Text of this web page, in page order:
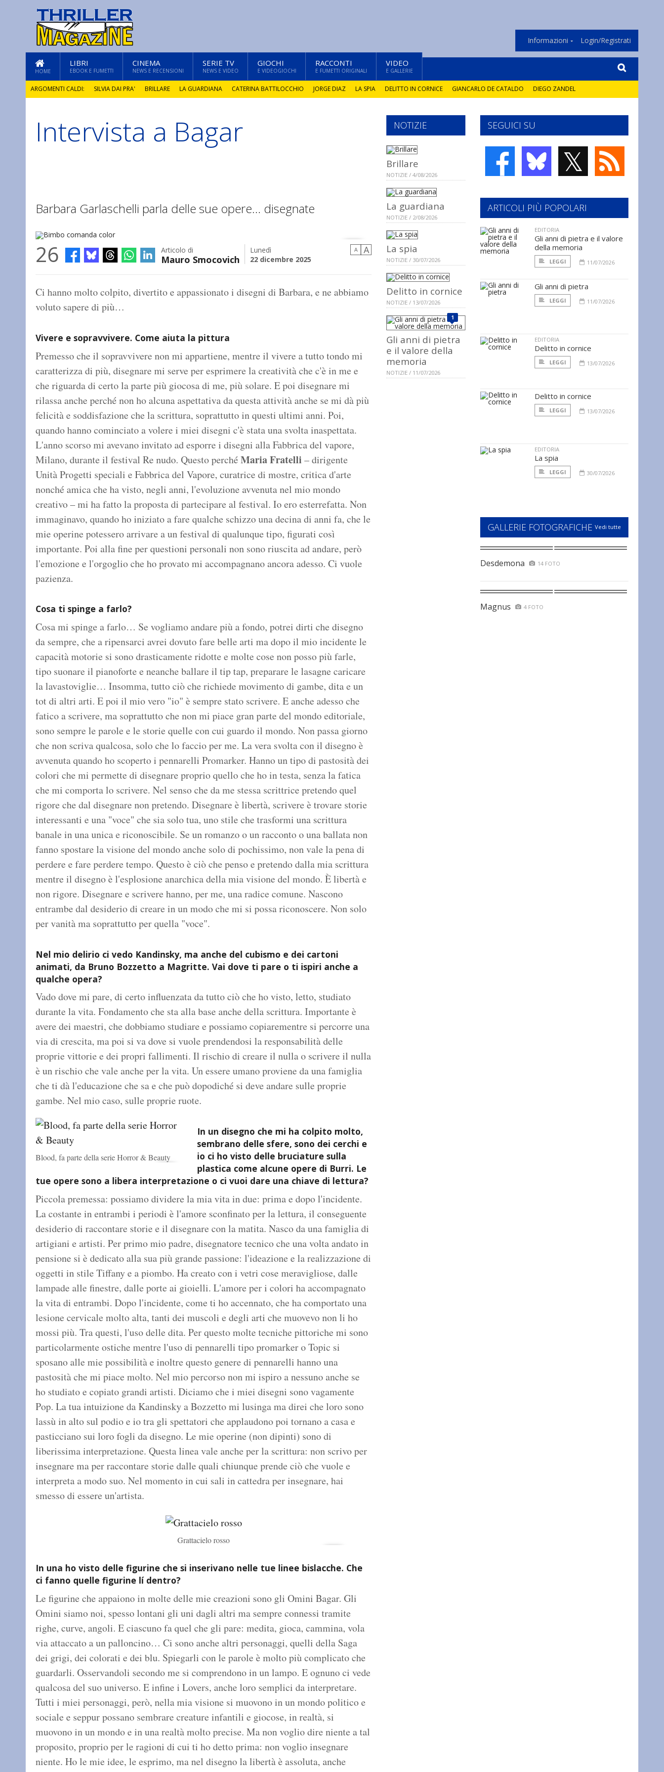
Informazioni Login/Registrati
HOME
LIBRI
EBOOK E FUMETTI
CINEMA
NEWS E RECENSIONI
SERIE TV
NEWS E VIDEO
GIOCHI
E VIDEOGIOCHI
RACCONTI
E FUMETTI ORIGINALI
VIDEO
E GALLERIE
ARGOMENTI CALDI: SILVIA DAI PRA' BRILLARE LA GUARDIANA CATERINA BATTILOCCHIO JORGE DIAZ LA SPIA DELITTO IN CORNICE GIANCARLO DE CATALDO DIEGO ZANDEL
Intervista a Bagar
Barbara Garlaschelli parla delle sue opere… disegnate
26 Articolo di
Mauro Smocovich
Lunedì
22 dicembre 2025
A A
Ci hanno molto colpito, divertito e appassionato i disegni di Barbara, e ne abbiamo
voluto sapere di più…
Vivere e sopravvivere. Come aiuta la pittura
Premesso che il sopravvivere non mi appartiene, mentre il vivere a tutto tondo mi
caratterizza di più, disegnare mi serve per esprimere la creatività che c'è in me e
che riguarda di certo la parte più giocosa di me, più solare. E poi disegnare mi
rilassa anche perché non ho alcuna aspettativa da questa attività anche se mi dà più
felicità e soddisfazione che la scrittura, soprattutto in questi ultimi anni. Poi,
quando hanno cominciato a volere i miei disegni c'è stata una svolta inaspettata.
L'anno scorso mi avevano invitato ad esporre i disegni alla Fabbrica del vapore,
Milano, durante il festival Re nudo. Questo perché Maria Fratelli – dirigente
Unità Progetti speciali e Fabbrica del Vapore, curatrice di mostre, critica d'arte
nonché amica che ha visto, negli anni, l'evoluzione avvenuta nel mio mondo
creativo – mi ha fatto la proposta di partecipare al festival. Io ero esterrefatta. Non
immaginavo, quando ho iniziato a fare qualche schizzo una decina di anni fa, che le
mie operine potessero arrivare a un festival di qualunque tipo, figurati così
importante. Poi alla fine per questioni personali non sono riuscita ad andare, però
l'emozione e l'orgoglio che ho provato mi accompagnano ancora adesso. Ci vuole
pazienza.
Cosa ti spinge a farlo?
Cosa mi spinge a farlo… Se vogliamo andare più a fondo, potrei dirti che disegno
da sempre, che a ripensarci avrei dovuto fare belle arti ma dopo il mio incidente le
capacità motorie si sono drasticamente ridotte e molte cose non posso più farle,
tipo suonare il pianoforte e neanche ballare il tip tap, preparare le lasagne caricare
la lavastoviglie… Insomma, tutto ciò che richiede movimento di gambe, dita e un
tot di altri arti. E poi il mio vero "io" è sempre stato scrivere. E anche adesso che
fatico a scrivere, ma soprattutto che non mi piace gran parte del mondo editoriale,
sono sempre le parole e le storie quelle con cui guardo il mondo. Non passa giorno
che non scriva qualcosa, solo che lo faccio per me. La vera svolta con il disegno è
avvenuta quando ho scoperto i pennarelli Promarker. Hanno un tipo di pastosità dei
colori che mi permette di disegnare proprio quello che ho in testa, senza la fatica
che mi comporta lo scrivere. Nel senso che da me stessa scrittrice pretendo quel
rigore che dal disegnare non pretendo. Disegnare è libertà, scrivere è trovare storie
interessanti e una "voce" che sia solo tua, uno stile che trasformi una scrittura
banale in una unica e riconoscibile. Se un romanzo o un racconto o una ballata non
fanno spostare la visione del mondo anche solo di pochissimo, non vale la pena di
perdere e fare perdere tempo. Questo è ciò che penso e pretendo dalla mia scrittura
mentre il disegno è l'esplosione anarchica della mia visione del mondo. È libertà e
non rigore. Disegnare e scrivere hanno, per me, una radice comune. Nascono
entrambe dal desiderio di creare in un modo che mi si possa riconoscere. Non solo
per vanità ma soprattutto per quella "voce".
Nel mio delirio ci vedo Kandinsky, ma anche del cubismo e dei cartoni
animati, da Bruno Bozzetto a Magritte. Vai dove ti pare o ti ispiri anche a
qualche opera?
Vado dove mi pare, di certo influenzata da tutto ciò che ho visto, letto, studiato
durante la vita. Fondamento che sta alla base anche della scrittura. Importante è
avere dei maestri, che dobbiamo studiare e possiamo copiarementre si percorre una
via di crescita, ma poi si va dove si vuole prendendosi la responsabilità delle
proprie vittorie e dei propri fallimenti. Il rischio di creare il nulla o scrivere il nulla
è un rischio che vale anche per la vita. Un essere umano proviene da una famiglia
che ti dà l'educazione che sa e che può dopodiché si deve andare sulle proprie
gambe. Nel mio caso, sulle proprie ruote.
Blood, fa parte della serie Horror & Beauty
In un disegno che mi ha colpito molto,
sembrano delle sfere, sono dei cerchi e
io ci ho visto delle bruciature sulla
plastica come alcune opere di Burri. Le
tue opere sono a libera interpretazione o ci vuoi dare una chiave di lettura?
Piccola premessa: possiamo dividere la mia vita in due: prima e dopo l'incidente.
La costante in entrambi i periodi è l'amore sconfinato per la lettura, il conseguente
desiderio di raccontare storie e il disegnare con la matita. Nasco da una famiglia di
artigiani e artisti. Per primo mio padre, disegnatore tecnico che una volta andato in
pensione si è dedicato alla sua più grande passione: l'ideazione e la realizzazione di
oggetti in stile Tiffany e a piombo. Ha creato con i vetri cose meravigliose, dalle
lampade alle finestre, dalle porte ai gioielli. L'amore per i colori ha accompagnato
la vita di entrambi. Dopo l'incidente, come ti ho accennato, che ha comportato una
lesione cervicale molto alta, tanti dei muscoli e degli arti che muovevo non li ho
mossi più. Tra questi, l'uso delle dita. Per questo molte tecniche pittoriche mi sono
particolarmente ostiche mentre l'uso di pennarelli tipo promarker o Topic si
sposano alle mie possibilità e inoltre questo genere di pennarelli hanno una
pastosità che mi piace molto. Nel mio percorso non mi ispiro a nessuno anche se
ho studiato e copiato grandi artisti. Diciamo che i miei disegni sono vagamente
Pop. La tua intuizione da Kandinsky a Bozzetto mi lusinga ma direi che loro sono
lassù in alto sul podio e io tra gli spettatori che applaudono poi tornano a casa e
pasticciano sui loro fogli da disegno. Le mie operine (non dipinti) sono di
liberissima interpretazione. Questa linea vale anche per la scrittura: non scrivo per
insegnare ma per raccontare storie dalle quali chiunque prende ciò che vuole e
interpreta a modo suo. Nel momento in cui sali in cattedra per insegnare, hai
smesso di essere un'artista.
Grattacielo rosso
In una ho visto delle figurine che si inserivano nelle tue linee bislacche. Che
ci fanno quelle figurine lí dentro?
Le figurine che appaiono in molte delle mie creazioni sono gli Omini Bagar. Gli
Omini siamo noi, spesso lontani gli uni dagli altri ma sempre connessi tramite
righe, curve, angoli. E ciascuno fa quel che gli pare: medita, gioca, cammina, vola
via attaccato a un palloncino… Ci sono anche altri personaggi, quelli della Saga
dei grigi, dei colorati e dei blu. Spiegarli con le parole è molto più complicato che
guardarli. Osservandoli secondo me si comprendono in un lampo. E ognuno ci vede
qualcosa del suo universo. E infine i Lovers, anche loro semplici da interpretare.
Tutti i miei personaggi, però, nella mia visione si muovono in un mondo politico e
sociale e seppur possano sembrare creature infantili e giocose, in realtà, si
muovono in un mondo e in una realtà molto precise. Ma non voglio dire niente a tal
proposito, proprio per le ragioni di cui ti ho detto prima: non voglio insegnare
niente. Ho le mie idee, le esprimo, ma nel disegno la libertà è assoluta, anche
SEGUICI SU
𝕏
NOTIZIE
Brillare
NOTIZIE / 4/08/2026
La guardiana
NOTIZIE / 2/08/2026
La spia
NOTIZIE / 30/07/2026
Delitto in cornice
NOTIZIE / 13/07/2026
1
Gli anni di pietra
e il valore della
memoria
NOTIZIE / 11/07/2026
ARTICOLI PIÙ POPOLARI
EDITORIA
Gli anni di pietra e il valore
della memoria
LEGGI 11/07/2026
Gli anni di pietra
LEGGI 11/07/2026
EDITORIA
Delitto in cornice
LEGGI 13/07/2026
Delitto in cornice
LEGGI 13/07/2026
EDITORIA
La spia
LEGGI 30/07/2026
GALLERIE FOTOGRAFICHE Vedi tutte
Desdemona 14 FOTO
Magnus 4 FOTO